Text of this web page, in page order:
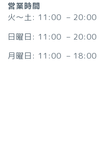
営業時間
火〜土: 11:00 – 20:00
日曜日: 11:00 – 20:00
月曜日: 11:00 – 18:00